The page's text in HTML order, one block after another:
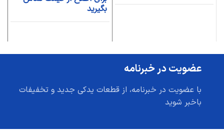
بگیرید
عضویت در خبرنامه
با عضویت در خبرنامه، از قطعات یدکی جدید و تخفیفات
باخبر شوید